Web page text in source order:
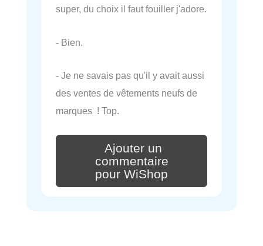
super, du choix il faut fouiller j'adore.
- Bien.
- Je ne savais pas qu'il y avait aussi
des ventes de vêtements neufs de
marques ! Top.
Ajouter un
commentaire
pour WiShop